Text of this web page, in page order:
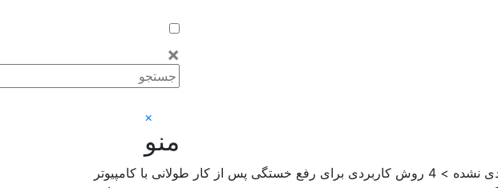
×
×
منو
خستگی پس از کار طولانی با کامپیوتر